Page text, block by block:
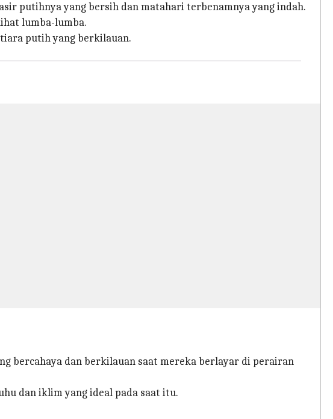
putihnya yang bersih dan matahari terbenamnya yang indah.
lumba-lumba.
putih yang berkilauan.
bercahaya dan berkilauan saat mereka berlayar di perairan
dan iklim yang ideal pada saat itu.